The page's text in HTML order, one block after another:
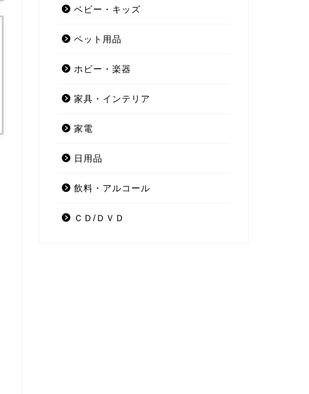
ベビー・キッズ
ペット用品
ホビー・楽器
家具・インテリア
家電
日用品
飲料・アルコール
ＣＤ/ＤＶＤ